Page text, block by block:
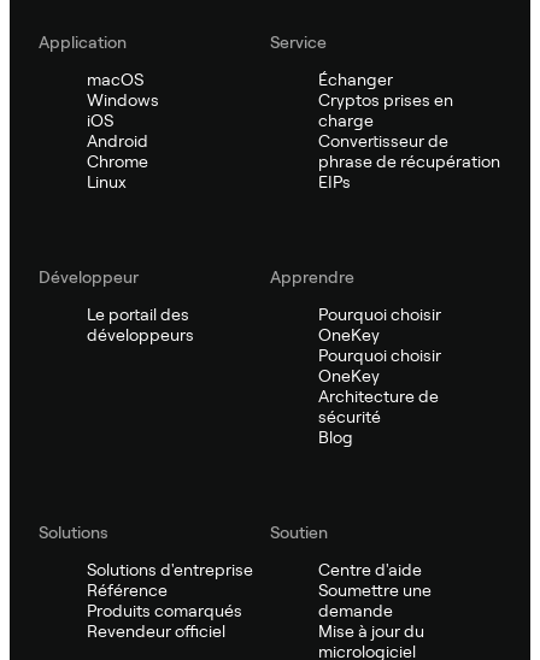
Application
macOS
Windows
iOS
Android
Chrome
Linux
Service
Échanger
Cryptos prises en
charge
Convertisseur de
phrase de récupération
EIPs
Développeur
Le portail des
développeurs
Apprendre
Pourquoi choisir
OneKey
Pourquoi choisir
OneKey
Architecture de
sécurité
Blog
Solutions
Solutions d'entreprise
Référence
Produits comarqués
Revendeur officiel
Soutien
Centre d'aide
Soumettre une
demande
Mise à jour du
micrologiciel